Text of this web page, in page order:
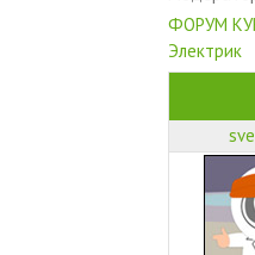
ФОРУМ
Электрик